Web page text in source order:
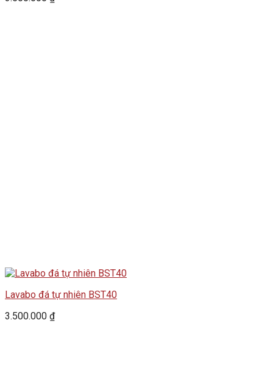
Lavabo đá tự nhiên BST40
3.500.000 ₫